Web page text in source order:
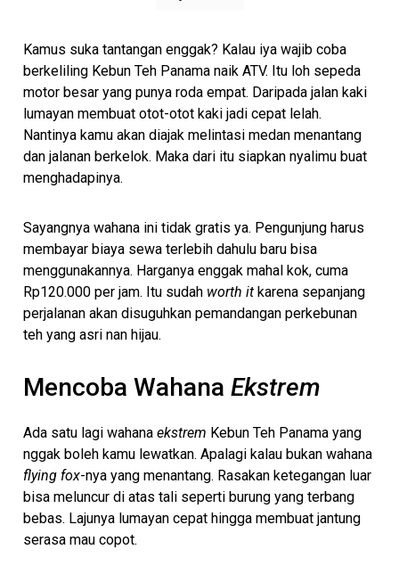
Kamus suka tantangan enggak? Kalau iya wajib coba
berkeliling Kebun Teh Panama naik ATV. Itu loh sepeda
motor besar yang punya roda empat. Daripada jalan kaki
lumayan membuat otot-otot kaki jadi cepat lelah.
Nantinya kamu akan diajak melintasi medan menantang
dan jalanan berkelok. Maka dari itu siapkan nyalimu buat
menghadapinya.
Sayangnya wahana ini tidak gratis ya. Pengunjung harus
membayar biaya sewa terlebih dahulu baru bisa
menggunakannya. Harganya enggak mahal kok, cuma
Rp120.000 per jam. Itu sudah worth itkarena sepanjang
perjalanan akan disuguhkan pemandangan perkebunan
teh yang asri nan hijau.
Mencoba WahanaEkstrem
Ada satu lagi wahanaekstrem Kebun Teh Panama yang
nggak boleh kamu lewatkan. Apalagi kalau bukan wahana
flying fox-nya yang menantang. Rasakan ketegangan luar
bisa meluncur di atas tali seperti burung yang terbang
bebas. Lajunya lumayan cepat hingga membuat jantung
serasa mau copot.